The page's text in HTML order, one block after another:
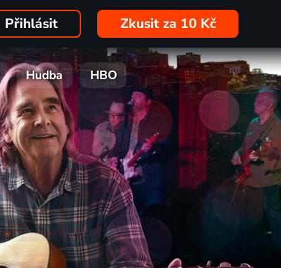
Přihlásit Zkusit za 10 Kč
Hudba HBO